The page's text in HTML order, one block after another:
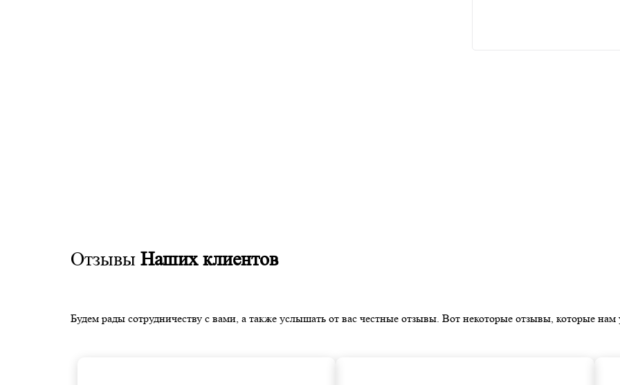
Отзывы Наших клиентов
Будем рады сотрудничеству с вами, а также услышать от вас честные отзывы. Вот некоторые отзывы, которые нам